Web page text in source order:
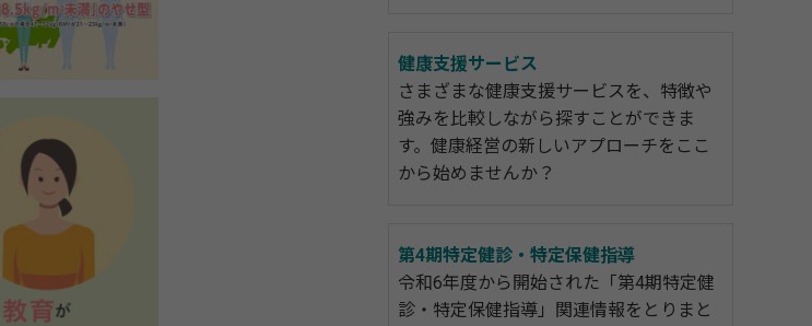
健康支援サービス
さまざまな健康支援サービスを、特徴や
強みを比較しながら探すことができま
す。健康経営の新しいアプローチをここ
から始めませんか？
第4期特定健診・特定保健指導
令和6年度から開始された「第4期特定健
診・特定保健指導」関連情報をとりまと